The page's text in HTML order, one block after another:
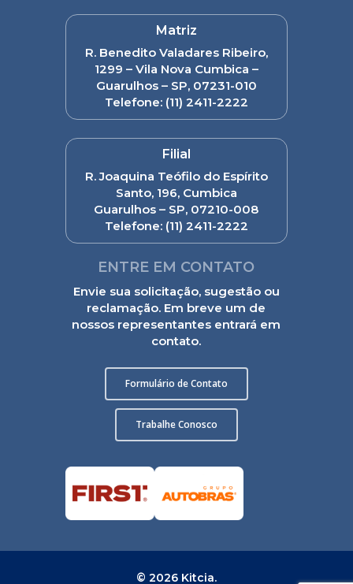
Matriz
R. Benedito Valadares Ribeiro,
1299 – Vila Nova Cumbica –
Guarulhos – SP, 07231-010
Telefone: (11) 2411-2222
Filial
R. Joaquina Teófilo do Espírito
Santo, 196, Cumbica
Guarulhos – SP, 07210-008
Telefone:(11) 2411-2222
ENTRE EM CONTATO
Envie sua solicitação, sugestão ou
reclamação. Em breve um de
nossos representantes entrará em
contato.
Formulário de Contato
Trabalhe Conosco
© 2026 Kitcia.